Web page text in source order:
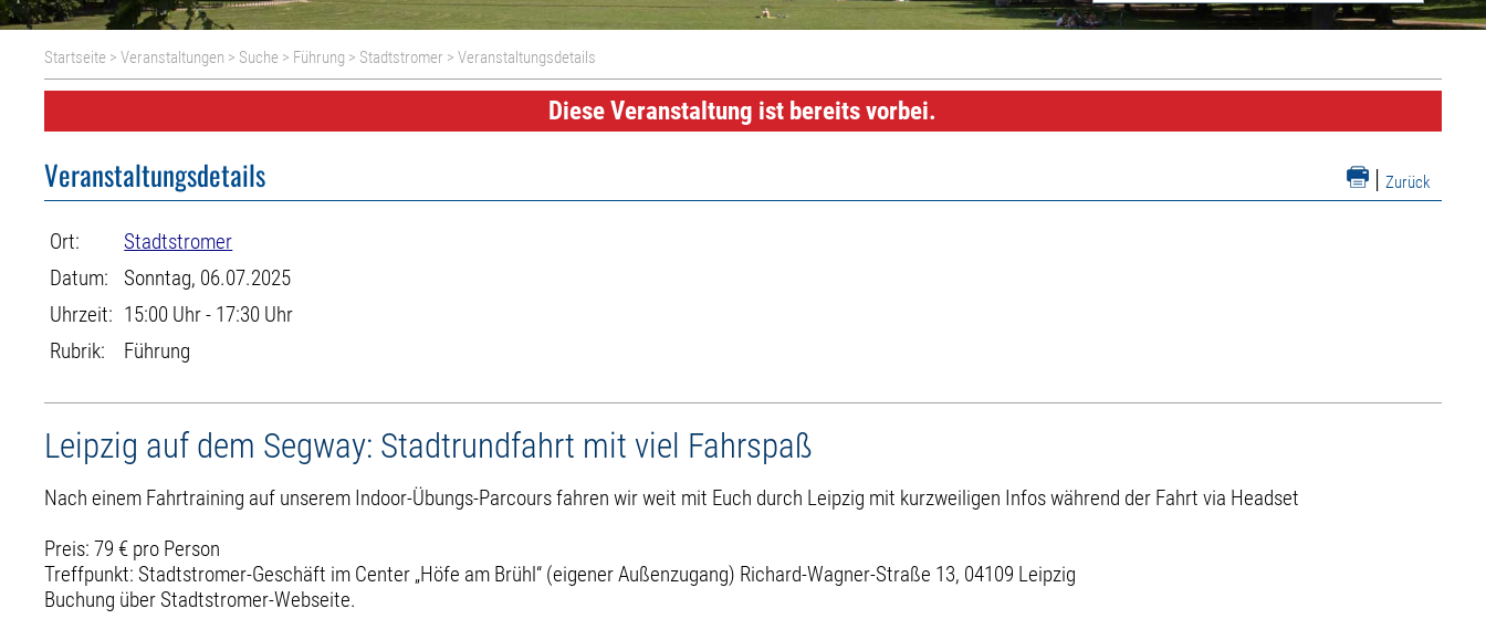
Startseite >Veranstaltungen > Suche > Führung > Stadtstromer > Veranstaltungsdetails
Diese Veranstaltung ist bereits vorbei.
| Zurück
Veranstaltungsdetails
Ort:
Stadtstromer
Datum:
Sonntag, 06.07.2025
Uhrzeit: 15:00 Uhr - 17:30 Uhr
Rubrik:
Führung
Leipzig auf dem Segway: Stadtrundfahrt mit viel Fahrspaß
Nach einem Fahrtraining auf unserem Indoor-Übungs-Parcours fahren wir weit mit Euch durch Leipzig mit kurzweiligen Infos während der Fahrt via Headset
Preis: 79 € pro Person
Treffpunkt: Stadtstromer-Geschäft im Center „Höfe am Brühl“ (eigener Außenzugang) Richard-Wagner-Straße 13, 04109 Leipzig
Buchung über Stadtstromer-Webseite.